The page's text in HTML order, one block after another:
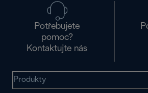
Potřebujete
pomoc?
Kontaktujte nás
Produkty